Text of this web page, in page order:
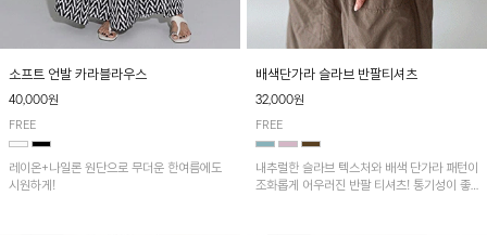
소프트 언발 카라블라우스
40,000원
FREE
레이온+나일론 원단으로 무더운 한여름에도
시원하게!
배색단가라 슬라브 반팔티셔츠
32,000원
FREE
내추럴한 슬라브 텍스처와 배색 단가라 패턴이
조화롭게 어우러진 반팔 티셔츠! 통기성이 좋